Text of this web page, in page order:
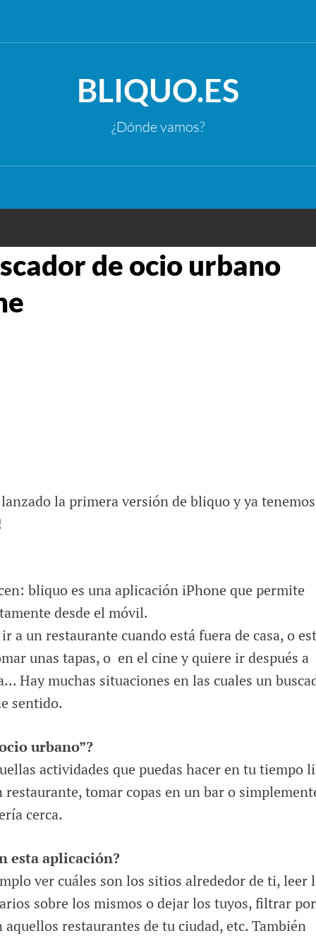
BLIQUO.ES
¿Dónde vamos?
de ocio urbano
lanzado la primera versión de bliquo y ya tenemos
bliquo es una aplicación iPhone que permite
desde el móvil.
a un restaurante cuando está fuera de casa, o
unas tapas, o en el cine y quiere ir después a
Hay muchas situaciones en las cuales un
sentido.
urbano”?
actividades que puedas hacer en tu tiempo
tomar copas en un bar o
cerca.
esta aplicación?
ver cuáles son los sitios alrededor de ti, leer
sobre los mismos o dejar los tuyos, filtrar por
restaurantes de tu ciudad, etc. También